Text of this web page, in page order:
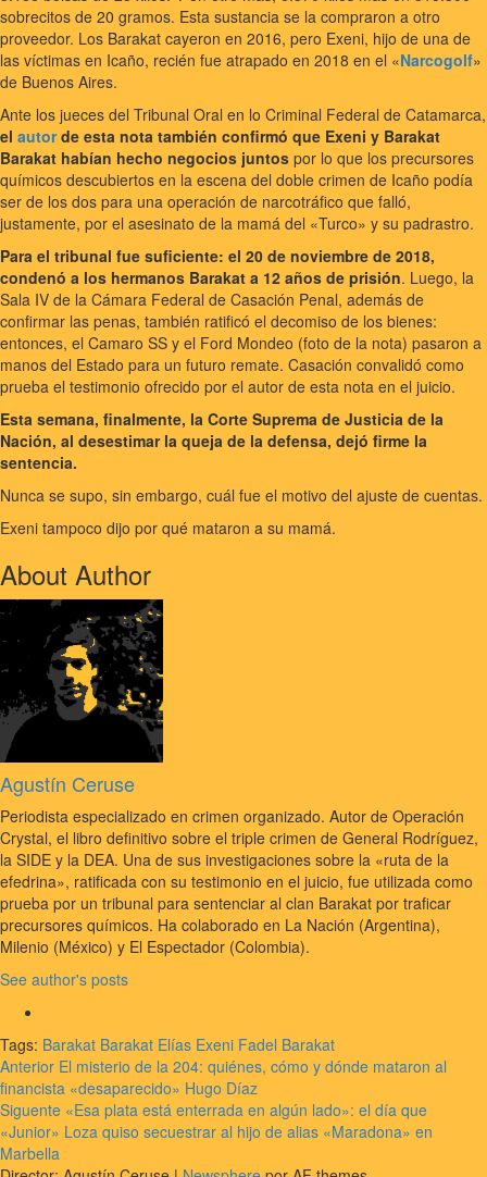
sobrecitos de 20 gramos. Esta sustancia se la compraron a otro
proveedor. Los Barakat cayeron en 2016, pero Exeni, hijo de una de
las víctimas en Icaño, recién fue atrapado en 2018 en el «Narcogolf»
de Buenos Aires.
Ante los jueces del Tribunal Oral en lo Criminal Federal de Catamarca,
el autorde esta nota también confirmó que Exeni y Barakat
Barakat habían hecho negocios juntos por lo que los precursores
químicos descubiertos en la escena del doble crimen de Icaño podía
ser de los dos para una operación de narcotráfico que falló,
justamente, por el asesinato de la mamá del «Turco» y su padrastro.
Para el tribunal fue suficiente: el 20 de noviembre de 2018,
condenó a los hermanos Barakat a 12 años de prisión. Luego, la
Sala IV de la Cámara Federal de Casación Penal, además de
confirmar las penas, también ratificó el decomiso de los bienes:
entonces, el Camaro SS y el Ford Mondeo (foto de la nota) pasaron a
manos del Estado para un futuro remate. Casación convalidó como
prueba el testimonio ofrecido por el autor de esta nota en el juicio.
Esta semana, finalmente, la Corte Suprema de Justicia de la
Nación, al desestimar la queja de la defensa, dejó firme la
sentencia.
Nunca se supo, sin embargo, cuál fue el motivo del ajuste de cuentas.
Exeni tampoco dijo por qué mataron a su mamá.
About Author
Agustín Ceruse
Periodista especializado en crimen organizado. Autor de Operación
Crystal, el libro definitivo sobre el triple crimen de General Rodríguez,
la SIDE y la DEA. Una de sus investigaciones sobre la «ruta de la
efedrina», ratificada con su testimonio en el juicio, fue utilizada como
prueba por un tribunal para sentenciar al clan Barakat por traficar
precursores químicos. Ha colaborado en La Nación (Argentina),
Milenio (México) y El Espectador (Colombia).
See author's posts
Tags: Barakat Barakat Elías Exeni Fadel Barakat
Navegación
de
entradas
Anterior El misterio de la 204: quiénes, cómo y dónde mataron al
financista «desaparecido» Hugo Díaz
Siguente «Esa plata está enterrada en algún lado»: el día que
«Junior» Loza quiso secuestrar al hijo de alias «Maradona» en
Marbella